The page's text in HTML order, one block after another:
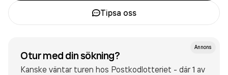
Tipsa oss
Annons
Otur med din sökning?
Kanske väntar turen hos Postkodlotteriet - där 1 av